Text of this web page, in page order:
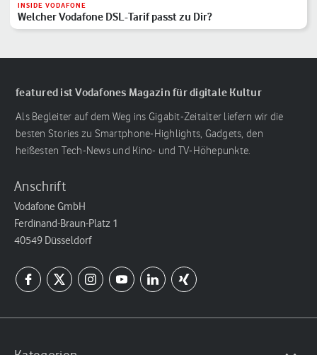
INSIDE VODAFONE
Welcher Vodafone DSL-Tarif passt zu Dir?
featured ist Vodafones Magazin für digitale Kultur
Als Begleiter auf dem Weg ins Gigabit-Zeitalter liefern wir die
besten Stories zu Smartphone-Highlights, Gadgets, den
heißesten Tech-News und Kino- und TV-Höhepunkte.
Anschrift
Vodafone GmbH
Ferdinand-Braun-Platz 1
40549 Düsseldorf